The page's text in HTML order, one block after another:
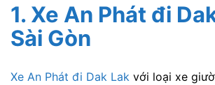
1. Xe An Phát đi
Sài Gòn
Xe An Phát đi Dak Lak với loại xe